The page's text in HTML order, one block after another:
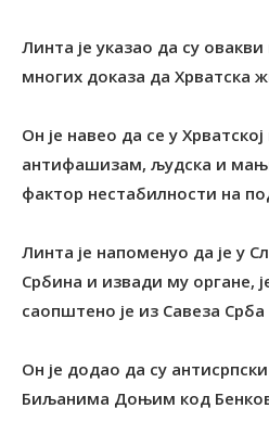
Линта је указао да су
многих доказа да Хрватска
Он је навео да се у
антифашизам, људска и
фактор нестабилности на
Линта је напоменуо да је у
Србина и извади му органе,
саопштено је из Савеза
Он је додао да су
Биљанима Доњим код